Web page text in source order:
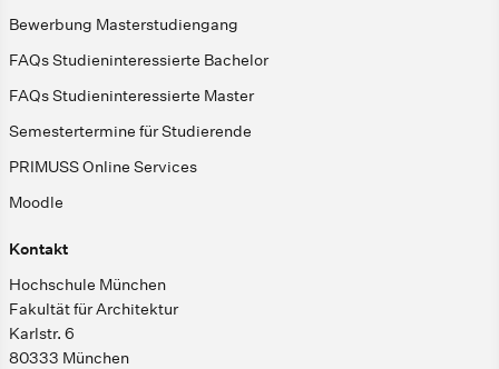
Bewerbung Masterstudiengang
FAQs Studieninteressierte Bachelor
FAQs Studieninteressierte Master
Semestertermine für Studierende
PRIMUSS Online Services
Moodle
Kontakt
Hochschule München
Fakultät für Architektur
Karlstr. 6
80333 München